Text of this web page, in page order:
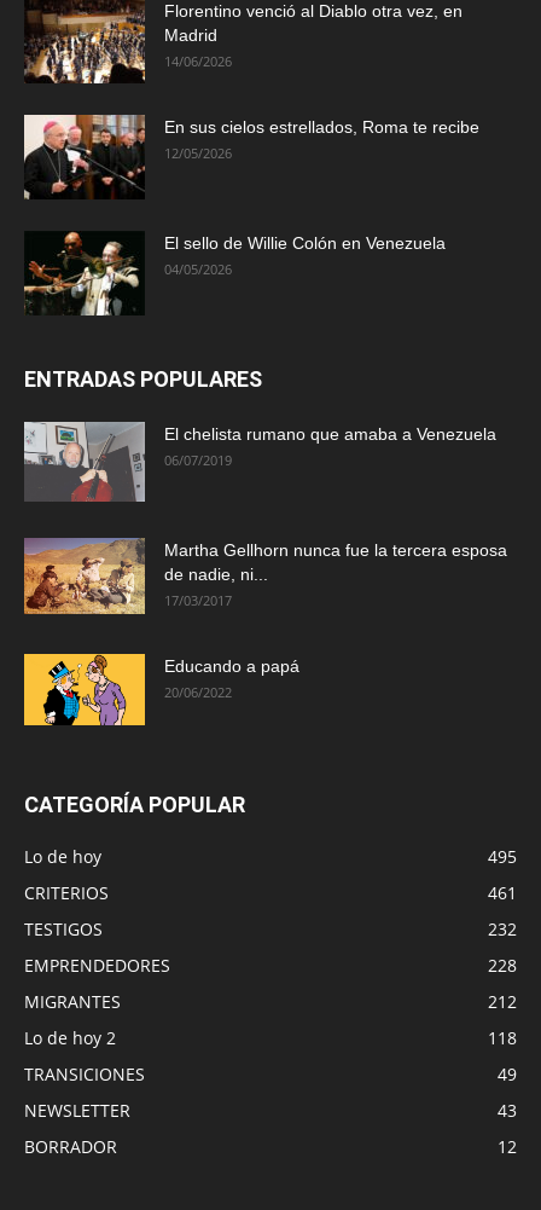
Florentino venció al Diablo otra vez, en
Madrid
14/06/2026
En sus cielos estrellados, Roma te recibe
12/05/2026
El sello de Willie Colón en Venezuela
04/05/2026
ENTRADAS POPULARES
El chelista rumano que amaba a Venezuela
06/07/2019
Martha Gellhorn nunca fue la tercera esposa
de nadie, ni...
17/03/2017
Educando a papá
20/06/2022
CATEGORÍA POPULAR
Lo de hoy
495
CRITERIOS
461
TESTIGOS
232
EMPRENDEDORES
228
MIGRANTES
212
Lo de hoy 2
118
TRANSICIONES
49
NEWSLETTER
43
BORRADOR
12